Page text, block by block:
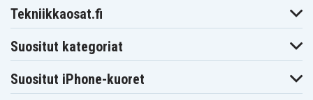
Tekniikkaosat.fi
Suositut kategoriat
Suositut iPhone-kuoret